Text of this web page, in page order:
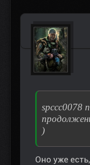
spccc0078
)
Оно уже